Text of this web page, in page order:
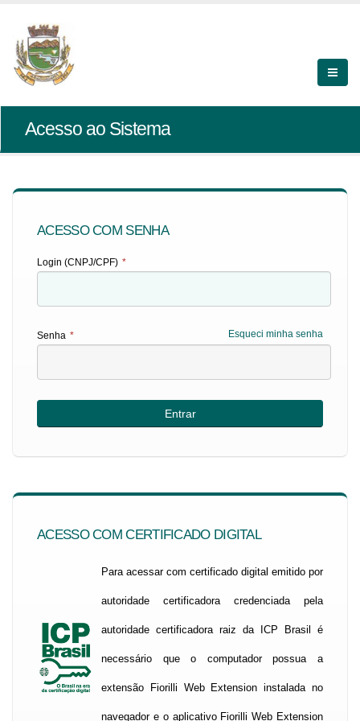
Acesso ao Sistema
ACESSO COM SENHA
Login (CNPJ/CPF) *
Esqueci minha senha
Senha *
ACESSO COM CERTIFICADO DIGITAL
Para acessar com certificado digital emitido por
autoridade certificadora credenciada pela
autoridade certificadora raiz da ICP Brasil é
necessário que o computador possua a
extensão Fiorilli Web Extension instalada no
navegador e o aplicativo Fiorilli Web Extension